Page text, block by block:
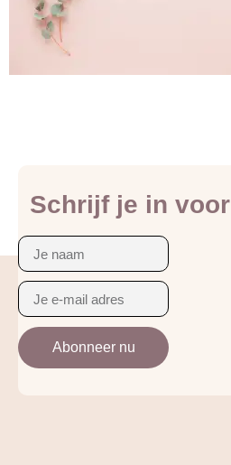
Schrijf je in
Abonneer nu